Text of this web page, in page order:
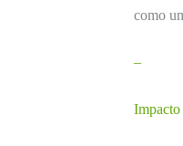
como
–